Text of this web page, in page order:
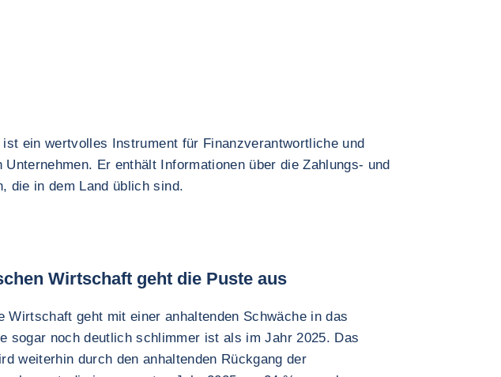
ein wertvolles Instrument für Finanzverantwortliche und
Unternehmen. Er enthält Informationen über die Zahlungs- und
die in dem Land üblich sind.
Wirtschaft geht die Puste aus
Wirtschaft geht mit einer anhaltenden Schwäche in das
sogar noch deutlich schlimmer ist als im Jahr 2025. Das
weiterhin durch den anhaltenden Rückgang der